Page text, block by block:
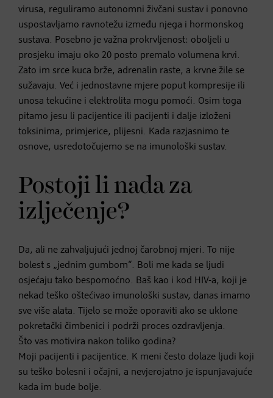
virusa, reguliramo autonomni živčani sustav i ponovno
uspostavljamo ravnotežu između njega i hormonskog
sustava. Posebno je važna prokrvljenost: oboljeli u
prosjeku imaju oko 20 posto premalo volumena krvi.
Zato im srce kuca brže, adrenalin raste, a krvne žile se
sužavaju. Već i jednostavne mjere poput kompresije ili
unosa tekućine i elektrolita mogu pomoći. Osim toga
pitamo jesu li pacijentice ili pacijenti i dalje izloženi
toksinima, primjerice, plijesni. Kada razjasnimo te
osnove, usredotočujemo se na imunološki sustav.
Postoji li nada za
izlječenje?
Da, ali ne zahvaljujući jednoj čarobnoj mjeri. To nije
bolest s „jednim gumbom“. Boli me kada se ljudi
osjećaju tako bespomoćno. Baš kao i kod HIV-a, koji je
nekad teško oštećivao imunološki sustav, danas imamo
sve više alata. Tijelo se može oporaviti ako se uklone
pokretački čimbenici i podrži proces ozdravljenja.
Što vas motivira nakon toliko godina?
Moji pacijenti i pacijentice. K meni često dolaze ljudi koji
su teško bolesni i očajni, a nevjerojatno je ispunjavajuće
kada im bude bolje.